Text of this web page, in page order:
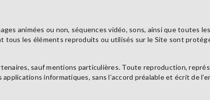
animées ou non, séquences vidéo, sons, ainsi que toutes
les éléments reproduits ou utilisés sur le Site sont
sauf mentions particulières. Toute reproduction,
informatiques, sans l’accord préalable et écrit de